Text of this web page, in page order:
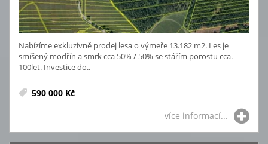
Nabízíme exkluzivně prodej lesa o výmeře 13.182 m2. Les je
smíšený modřín a smrk cca 50% / 50% se stářím porostu cca.
100let. Investice do..
590 000 Kč
více informací...